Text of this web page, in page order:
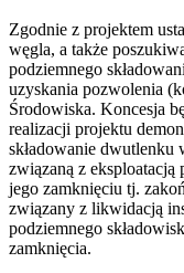
Zgodnie z projektem
węgla, a także
podziemnego
uzyskania pozwolenia
Środowiska. Koncesja
realizacji projektu
składowanie dwutlenku
związaną z eksploatacją
jego zamknięciu tj.
związany z likwidacją
podziemnego
zamknięcia.